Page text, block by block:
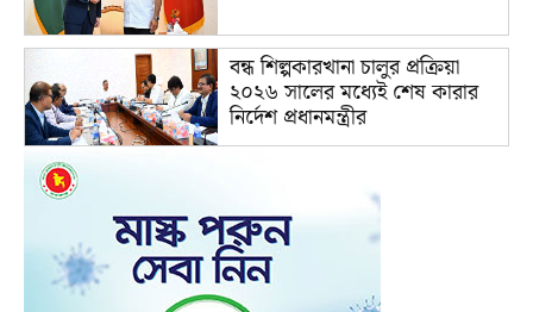
বন্ধ শিল্পকারখানা চালুর প্রক্রিয়া
২০২৬ সালের মধ্যেই শেষ কারার
নির্দেশ প্রধানমন্ত্রীর